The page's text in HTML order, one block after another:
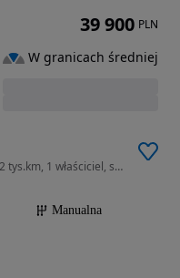
1368 cm3 • 95 KM • 1.4 bogata wersja (82 tys.km, 1 właściciel, salon PL)
Manualna
39 900 PLN
W granicach średniej